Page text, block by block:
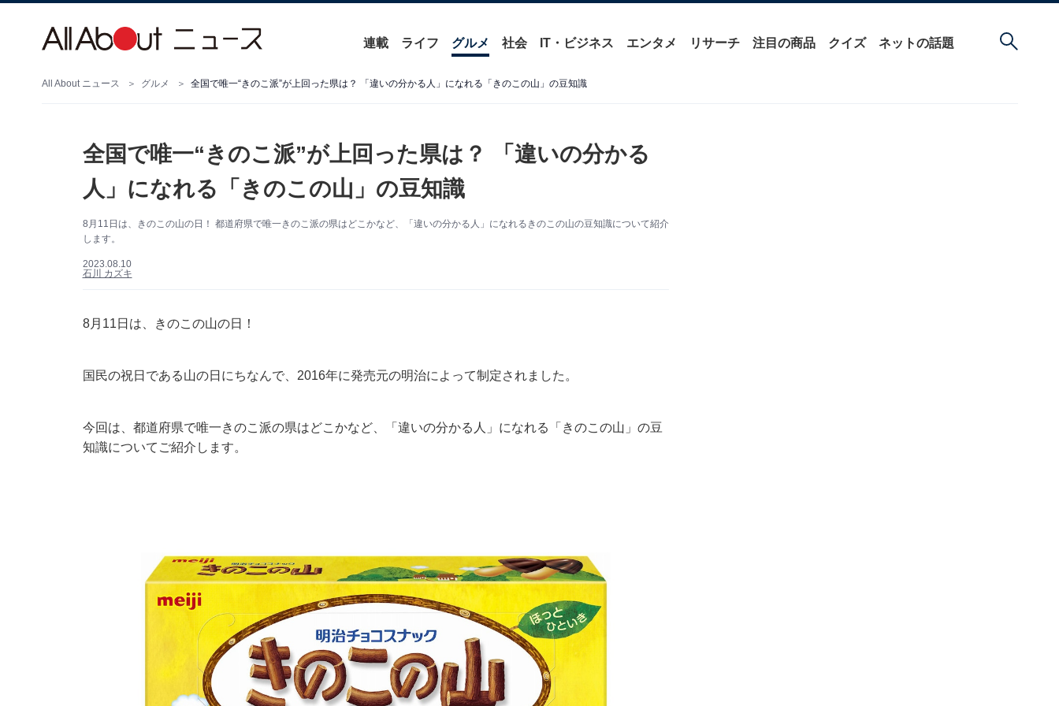
連載 ライフ グルメ 社会 IT・ビジネス エンタメ リサーチ 注目の商品 クイズ ネットの話題
All About ニュース グルメ 全国で唯一“きのこ派”が上回った県は？ 「違いの分かる人」になれる「きのこの山」の豆知識
全国で唯一“きのこ派”が上回った県は？ 「違いの分かる
人」になれる「きのこの山」の豆知識
8月11日は、きのこの山の日！ 都道府県で唯一きのこ派の県はどこかなど、「違いの分かる人」になれるきのこの山の豆知識について紹介
します。
2023.08.10
石川 カズキ
8月11日は、きのこの山の日！
国民の祝日である山の日にちなんで、2016年に発売元の明治によって制定されました。
今回は、都道府県で唯一きのこ派の県はどこかなど、「違いの分かる人」になれる「きのこの山」の豆
知識についてご紹介します。